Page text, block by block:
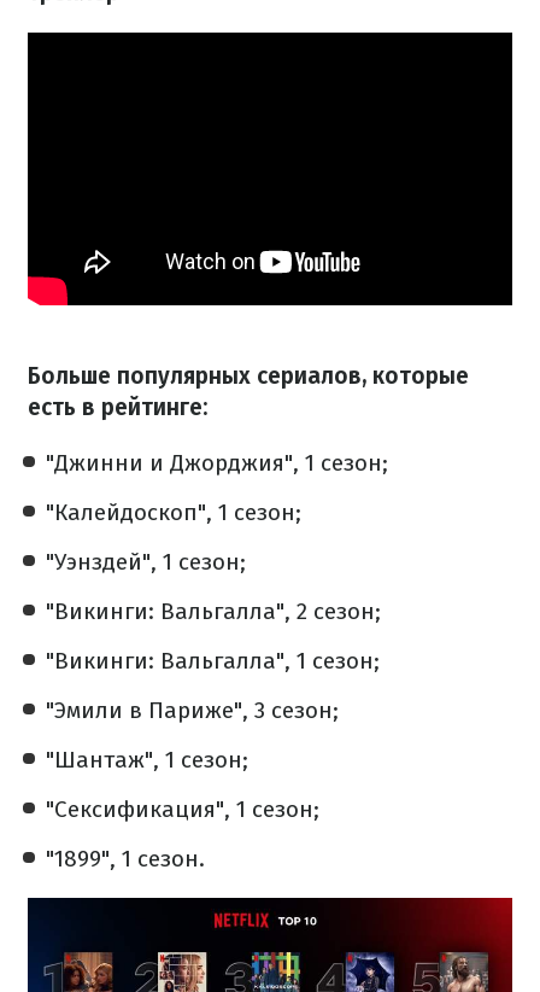
Больше популярных сериалов, которые
есть в рейтинге:
"Джинни и Джорджия", 1 сезон;
"Калейдоскоп", 1 сезон;
"Уэнздей", 1 сезон;
"Викинги: Вальгалла", 2 сезон;
"Викинги: Вальгалла", 1 сезон;
"Эмили в Париже", 3 сезон;
"Шантаж", 1 сезон;
"Сексификация", 1 сезон;
"1899", 1 сезон.